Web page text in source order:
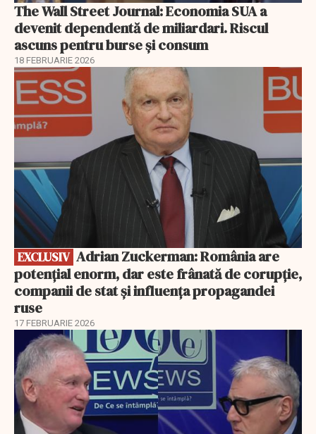
The Wall Street Journal: Economia SUA a
devenit dependentă de miliardari. Riscul
ascuns pentru burse și consum
18 FEBRUARIE 2026
EXCLUSIV
EXCLUSIV
potențial enorm, dar este frânată de corupție,
companii de stat și influența propagandei
ruse
17 FEBRUARIE 2026
EXCLUSIV